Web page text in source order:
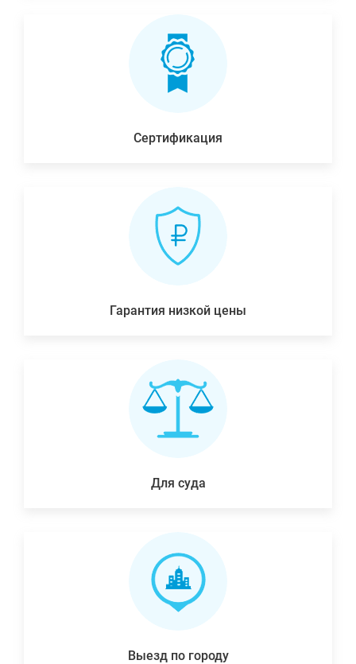
Сертификация
Гарантия низкой цены
Для суда
Выезд по городу